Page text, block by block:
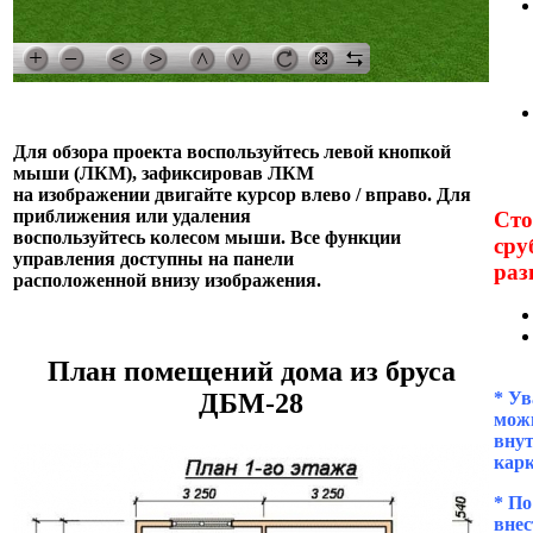
Для обзора проекта воспользуйтесь левой кнопкой
мыши (ЛКМ), зафиксировав ЛКМ
на изображении двигайте курсор влево / вправо. Для
приближения или удаления
воспользуйтесь колесом мыши. Все функции
управления доступны на панели
расположенной внизу изображения.
План помещений дома из бруса
ДБМ-28
*
*